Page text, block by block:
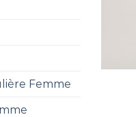
Femme